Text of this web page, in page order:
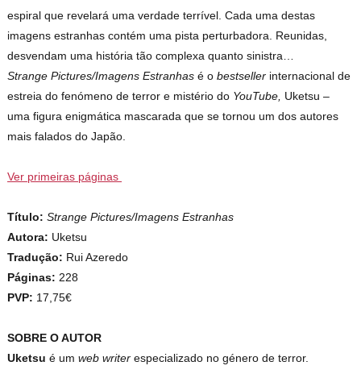
espiral que revelará uma verdade terrível. Cada uma destas
imagens estranhas contém uma pista perturbadora. Reunidas,
desvendam uma história tão complexa quanto sinistra…
Strange Pictures/Imagens Estranhasé obestseller internacional de
estreia do fenómeno de terror e mistério do YouTube, Uketsu –
uma figura enigmática mascarada que se tornou um dos autores
mais falados do Japão.
Ver primeiras páginas
Título:Strange Pictures/Imagens Estranhas
Autora: Uketsu
Tradução: Rui Azeredo
Páginas:228
PVP: 17,75€
SOBRE O AUTOR
Uketsu é umweb writerespecializado no género de terror.